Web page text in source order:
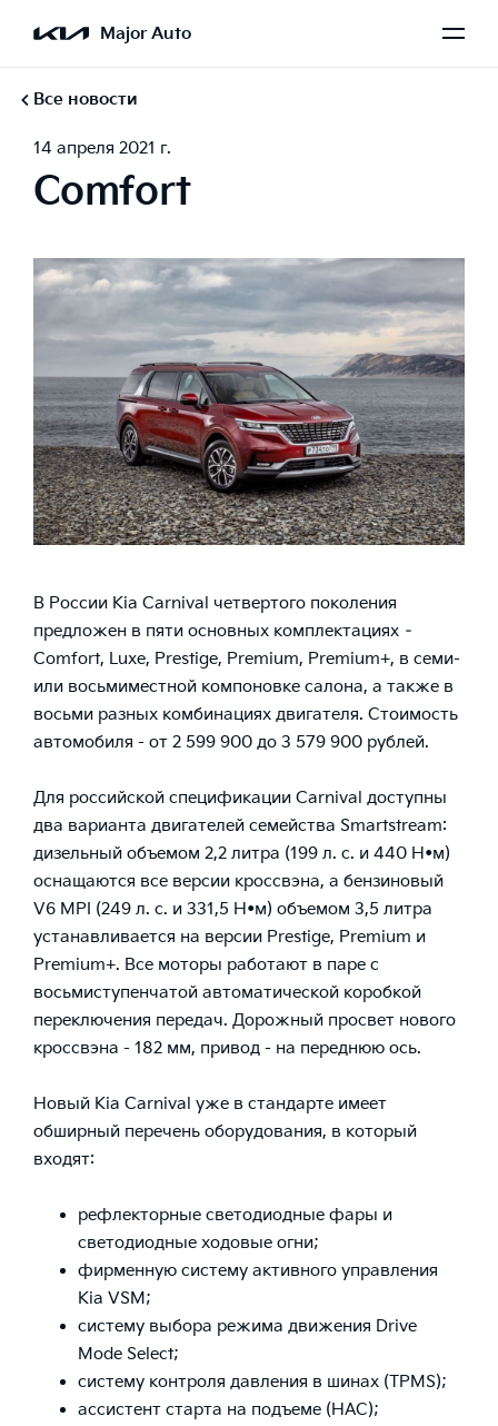
Major Auto
Все новости
14 апреля 2021 г.
Comfort
В России Kia Carnival четвертого поколения
предложен в пяти основных комплектациях –
Comfort, Luxe, Prestige, Premium, Premium+, в семи-
или восьмиместной компоновке салона, а также в
восьми разных комбинациях двигателя. Стоимость
автомобиля - от 2 599 900 до 3 579 900 рублей.
Для российской спецификации Carnival доступны
два варианта двигателей семейства Smartstream:
дизельный объемом 2,2 литра (199 л. с. и 440 Н•м)
оснащаются все версии кроссвэна, а бензиновый
V6 MPI (249 л. с. и 331,5 Н•м) объемом 3,5 литра
устанавливается на версии Prestige, Premium и
Premium+. Все моторы работают в паре с
восьмиступенчатой автоматической коробкой
переключения передач. Дорожный просвет нового
кроссвэна - 182 мм, привод - на переднюю ось.
Новый Kia Carnival уже в стандарте имеет
обширный перечень оборудования, в который
входят:
рефлекторные светодиодные фары и
светодиодные ходовые огни;
фирменную систему активного управления
Kia VSM;
систему выбора режима движения Drive
Mode Select;
систему контроля давления в шинах (TPMS);
ассистент старта на подъеме (НАС);